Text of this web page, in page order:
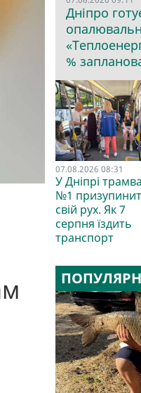
Дніпро
%
07.08.2026 08:31
У Дніпрі
№1
свій рух. Як 7
серпня їздить
транспорт